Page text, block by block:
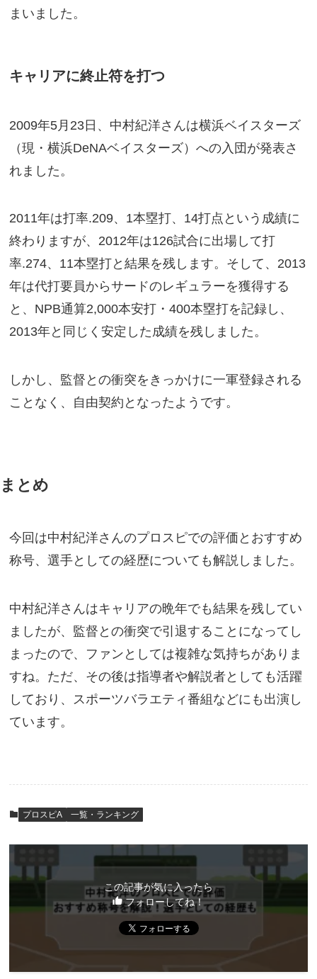
まいました。
キャリアに終止符を打つ
2009年5月23日、中村紀洋さんは横浜ベイスターズ
（現・横浜DeNAベイスターズ）への入団が発表さ
れました。
2011年は打率.209、1本塁打、14打点という成績に
終わりますが、2012年は126試合に出場して打
率.274、11本塁打と結果を残します。そして、2013
年は代打要員からサードのレギュラーを獲得する
と、NPB通算2,000本安打・400本塁打を記録し、
2013年と同じく安定した成績を残しました。
しかし、監督との衝突をきっかけに一軍登録される
ことなく、自由契約となったようです。
まとめ
今回は中村紀洋さんのプロスピでの評価とおすすめ
称号、選手としての経歴についても解説しました。
中村紀洋さんはキャリアの晩年でも結果を残してい
ましたが、監督との衝突で引退することになってし
まったので、ファンとしては複雑な気持ちがありま
すね。ただ、その後は指導者や解説者としても活躍
しており、スポーツバラエティ番組などにも出演し
ています。
プロスピA 一覧・ランキング
この記事が気に入ったら
フォローしてね！